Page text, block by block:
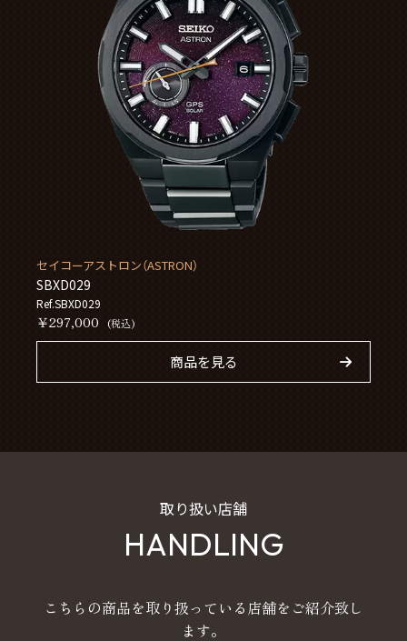
セイコーアストロン（ASTRON）
SBXD029
Ref.SBXD029
￥297,000 (税込)
商品を見る
取り扱い店舗
HANDLING
こちらの商品を取り扱っている店舗をご紹介致し
ます。